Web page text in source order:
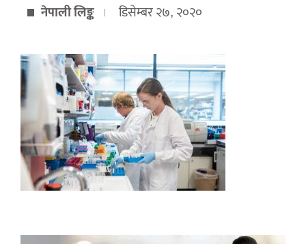
नेपाली लिङ्क डिसेम्बर २७, २०२०